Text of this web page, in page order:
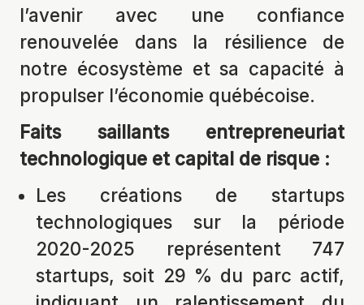
l’avenir avec une confiance
renouvelée dans la résilience de
notre écosystème et sa capacité à
propulser l’économie québécoise.
Faits saillants entrepreneuriat
technologique et capital de risque :
Les créations de startups
technologiques sur la période
2020-2025 représentent 747
startups, soit 29 % du parc actif,